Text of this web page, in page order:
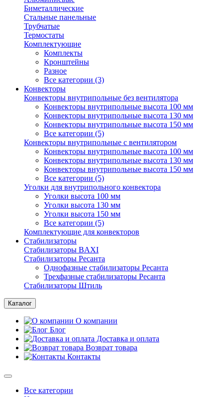
Биметаллические
Стальные панельные
Трубчатые
Термостаты
Комплектующие
Комплекты
Кронштейны
Разное
Все категории (3)
Конвекторы
Конвекторы внутрипольные без вентилятора
Конвекторы внутрипольные высота 100 мм
Конвекторы внутрипольные высота 130 мм
Конвекторы внутрипольные высота 150 мм
Все категории (5)
Конвекторы внутрипольные с вентилятором
Конвекторы внутрипольные высота 100 мм
Конвекторы внутрипольные высота 130 мм
Конвекторы внутрипольные высота 150 мм
Все категории (5)
Уголки для внутрипольного конвектора
Уголки высота 100 мм
Уголки высота 130 мм
Уголки высота 150 мм
Все категории (5)
Комплектующие для конвекторов
Стабилизаторы
Стабилизаторы BAXI
Стабилизаторы Ресанта
Однофазные стабилизаторы Ресанта
Трехфазные стабилизаторы Ресанта
Стабилизаторы Штиль
Каталог
О компании
Блог
Доставка и оплата
Возврат товара
Контакты
Все категории